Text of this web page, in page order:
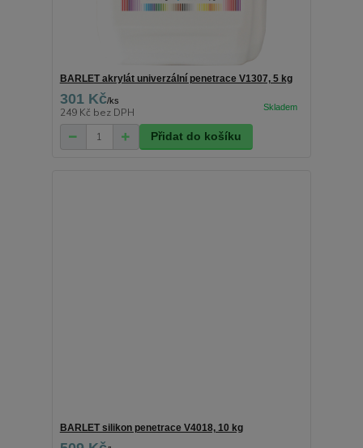
BARLET akrylát univerzální penetrace V1307, 5 kg
301 Kč/ks
249 Kč bez DPH
Přidat do košíku
BARLET silikon penetrace V4018, 10 kg